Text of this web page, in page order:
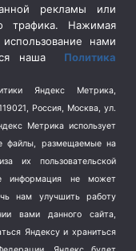
рекламы или
трафика. Нажимая
нами
наша Политика
Яндекс Метрика,
Россия, Москва, ул.
Метрика использует
файлы, размещаемые на
их пользовательской
информация не может
нам улучшить работу
вами данного сайта,
Яндексу и храниться